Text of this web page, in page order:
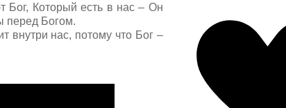
Бог, Который есть в нас – Он
перед Богом.
внутри нас, потому что Бог –